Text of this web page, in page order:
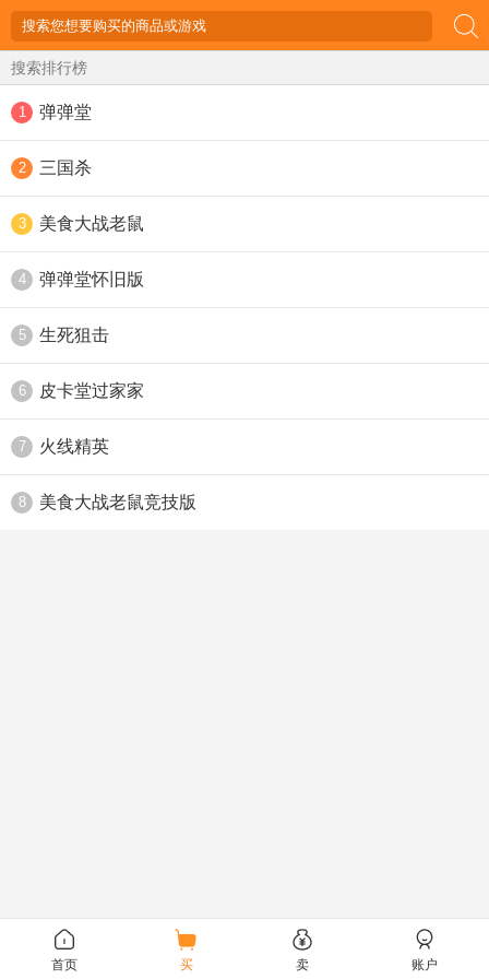
搜索排行榜
1 弹弹堂
2 三国杀
3 美食大战老鼠
4 弹弹堂怀旧版
5 生死狙击
6 皮卡堂过家家
7 火线精英
8 美食大战老鼠竞技版
首页 买 卖 账户